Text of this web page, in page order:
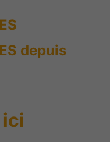
depuis